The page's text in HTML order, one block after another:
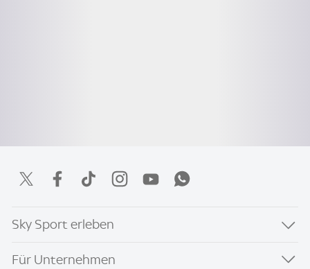
Sky Sport erleben
Für Unternehmen